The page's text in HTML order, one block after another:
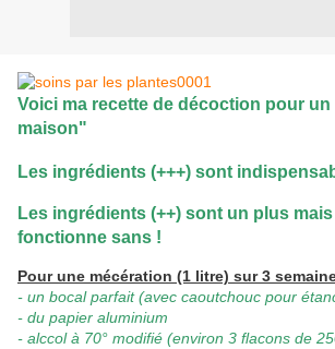
Voici ma recette de décoction pour
maison"
Les ingrédients (+++) sont
Les ingrédients (++) sont un plus
fonctionne sans !
Pour une mécération (1 litre) sur 3
- un bocal parfait (avec caoutchouc pour
- du papier aluminium
- alccol à 70° modifié (environ 3 flacons de